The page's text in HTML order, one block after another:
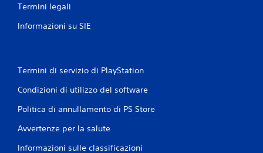
Termini legali
Informazioni su SIE
Termini di servizio di PlayStation
Condizioni di utilizzo del software
Politica di annullamento di PS Store
Avvertenze per la salute
Informazioni sulle classificazioni